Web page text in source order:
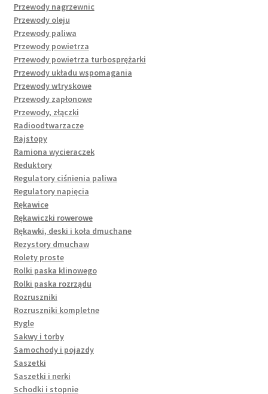
Przewody nagrzewnic
Przewody oleju
Przewody paliwa
Przewody powietrza
Przewody powietrza turbosprężarki
Przewody układu wspomagania
Przewody wtryskowe
Przewody zapłonowe
Przewody, złączki
Radioodtwarzacze
Rajstopy
Ramiona wycieraczek
Reduktory
Regulatory ciśnienia paliwa
Regulatory napięcia
Rękawice
Rękawiczki rowerowe
Rękawki, deski i koła dmuchane
Rezystory dmuchaw
Rolety proste
Rolki paska klinowego
Rolki paska rozrządu
Rozruszniki
Rozruszniki kompletne
Rygle
Sakwy i torby
Samochody i pojazdy
Saszetki
Saszetki i nerki
Schodki i stopnie